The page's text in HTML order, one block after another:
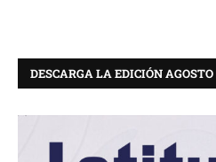
DESCARGA LA EDICIÓN AGOSTO